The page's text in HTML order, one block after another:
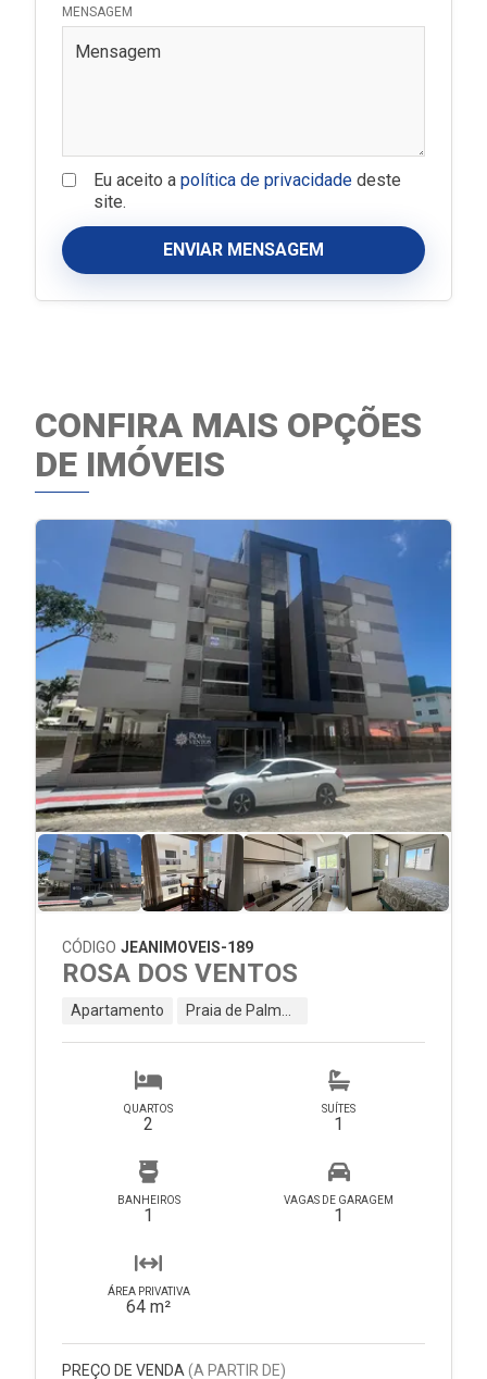
MENSAGEM
Eu aceito a política de privacidade deste
site.
ENVIAR MENSAGEM
CONFIRA MAIS OPÇÕES
DE IMÓVEIS
CÓDIGO JEANIMOVEIS-189
ROSA DOS VENTOS
Apartamento Praia de Palmas - Governador Celso Ramos - SC
QUARTOS
2
SUÍTES
1
BANHEIROS
1
VAGAS DE GARAGEM
1
ÁREA PRIVATIVA
64 m²
PREÇO DE VENDA (A PARTIR DE)